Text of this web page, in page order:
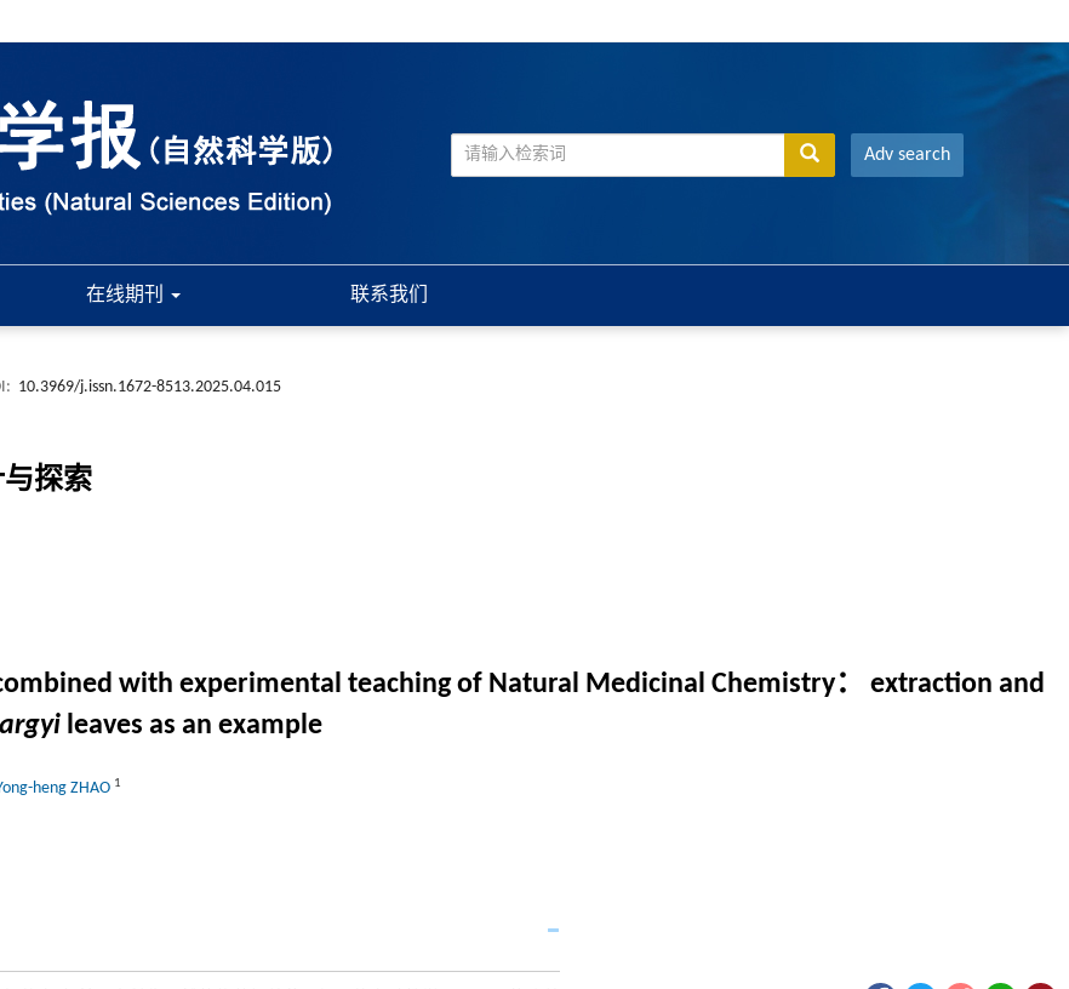
Adv search
在线期刊 联系我们
10.3969/j.issn.1672-8513.2025.04.015
探索
with experimental teaching of Natural Medicinal Chemistry： extraction and
leaves as an example
heng ZHAO 1